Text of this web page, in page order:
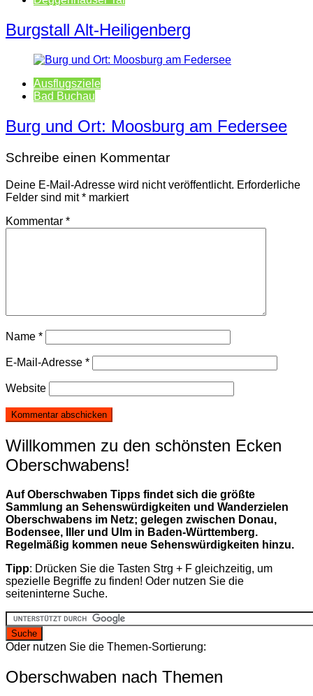
Burgstall Alt-Heiligenberg
Ausflugsziele
Bad Buchau
Burg und Ort: Moosburg am Federsee
Schreibe einen Kommentar
Deine E-Mail-Adresse wird nicht veröffentlicht. Erforderliche
Felder sind mit* markiert
Kommentar *
Name *
E-Mail-Adresse *
Website
Willkommen zu den schönsten Ecken
Oberschwabens!
Auf Oberschwaben Tipps findet sich die größte
Sammlung an Sehenswürdigkeiten und Wanderzielen
Oberschwabens im Netz; gelegen zwischen Donau,
Bodensee, Iller und Ulm in Baden-Württemberg.
Regelmäßig kommen neue Sehenswürdigkeiten hinzu.
Tipp: Drücken Sie die Tasten Strg + F gleichzeitig, um
spezielle Begriffe zu finden! Oder nutzen Sie die
seiteninterne Suche.
Oder nutzen Sie die Themen-Sortierung:
Oberschwaben nach Themen